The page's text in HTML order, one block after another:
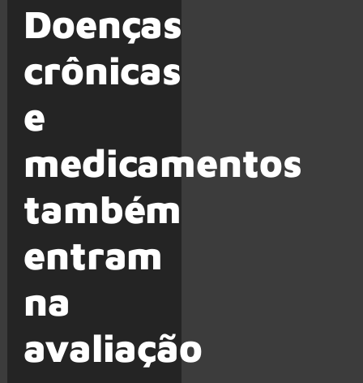
Doenças
crônicas
e
medicamentos
também
entram
na
avaliação